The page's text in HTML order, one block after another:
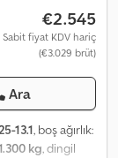
€2.545
Sabit fiyat KDV hariç
(€3.029 brüt)
Ara
13.1, boş ağırlık:
kg, dingil